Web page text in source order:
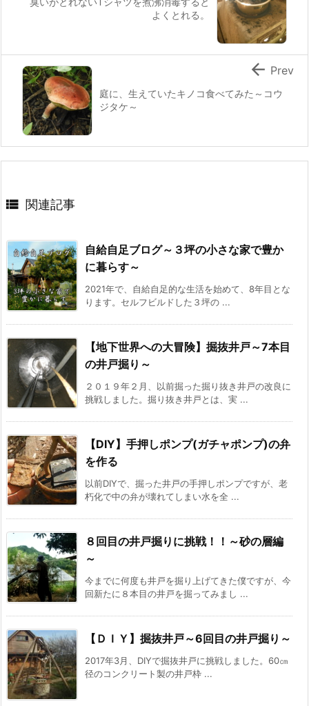
よくとれる。
庭に、生えていたキノコ食べてみた～コウ
ジタケ～
 Prev
 関連記事
自給自足ブログ～３坪の小さな家で豊か
に暮らす～
2021年で、自給自足的な生活を始めて、8年目とな
ります。セルフビルドした３坪の ...
【地下世界への大冒険】掘抜井戸～7本目
の井戸掘り～
２０１９年２月、以前掘った掘り抜き井戸の改良に
挑戦しました。掘り抜き井戸とは、実 ...
【DIY】手押しポンプ(ガチャポンプ)の弁
を作る
以前DIYで、掘った井戸の手押しポンプですが、老
朽化で中の弁が壊れてしまい水を全 ...
８回目の井戸掘りに挑戦！！～砂の層編
～
今までに何度も井戸を掘り上げてきた僕ですが、今
回新たに８本目の井戸を掘ってみまし ...
【ＤＩＹ】掘抜井戸～6回目の井戸掘り～
2017年3月、DIYで掘抜井戸に挑戦しました。60㎝
径のコンクリート製の井戸枠 ...